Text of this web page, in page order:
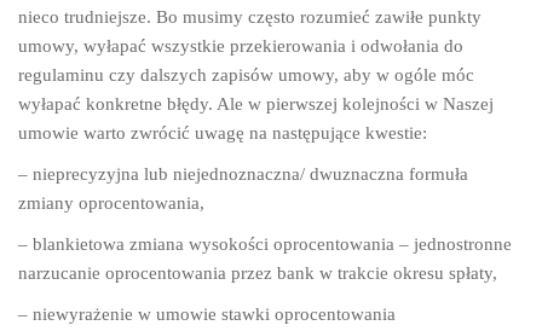
nieco trudniejsze. Bo musimy często rozumieć zawiłe punkty
umowy, wyłapać wszystkie przekierowania i odwołania do
regulaminu czy dalszych zapisów umowy, aby w ogóle móc
wyłapać konkretne błędy. Ale w pierwszej kolejności w Naszej
umowie warto zwrócić uwagę na następujące kwestie:
– nieprecyzyjna lub niejednoznaczna/ dwuznaczna formuła
zmiany oprocentowania,
– blankietowa zmiana wysokości oprocentowania – jednostronne
narzucanie oprocentowania przez bank w trakcie okresu spłaty,
– niewyrażenie w umowie stawki oprocentowania